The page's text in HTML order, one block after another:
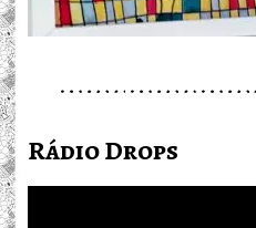
Rádio Drops